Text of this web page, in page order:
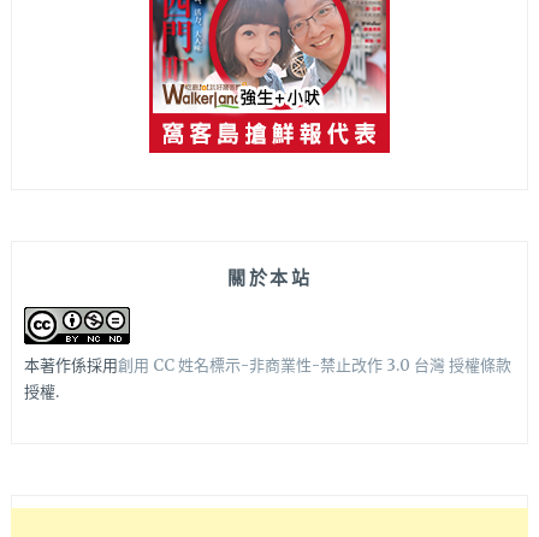
關於本站
本著作係採用創用 CC 姓名標示-非商業性-禁止改作 3.0 台灣 授權條款
授權.